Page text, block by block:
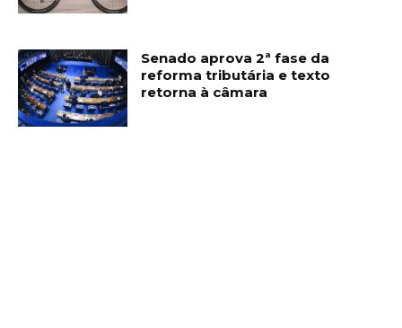
Senado aprova 2ª fase da
reforma tributária e texto
retorna à câmara